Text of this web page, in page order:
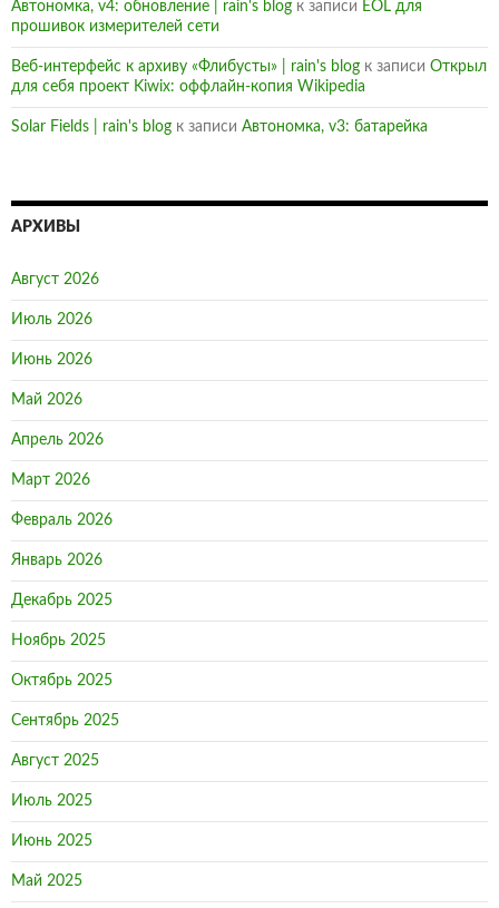
Автономка, v4: обновление | rain's blog к записи EOL для
прошивок измерителей сети
Веб-интерфейс к архиву «Флибусты» | rain's blog к записи Открыл
для себя проект Kiwix: оффлайн-копия Wikipedia
Solar Fields | rain's blog к записи Автономка, v3: батарейка
АРХИВЫ
Август 2026
Июль 2026
Июнь 2026
Май 2026
Апрель 2026
Март 2026
Февраль 2026
Январь 2026
Декабрь 2025
Ноябрь 2025
Октябрь 2025
Сентябрь 2025
Август 2025
Июль 2025
Июнь 2025
Май 2025